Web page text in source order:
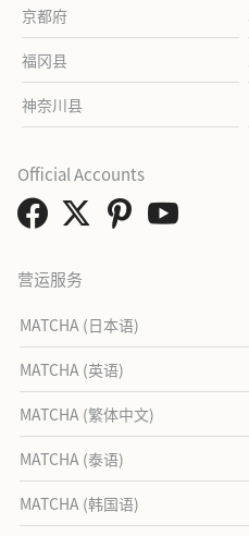
京都府
福冈县
神奈川县
营运服务
MATCHA (日本语)
MATCHA (英语)
MATCHA (繁体中文)
MATCHA (泰语)
MATCHA (韩国语)
Official Accounts